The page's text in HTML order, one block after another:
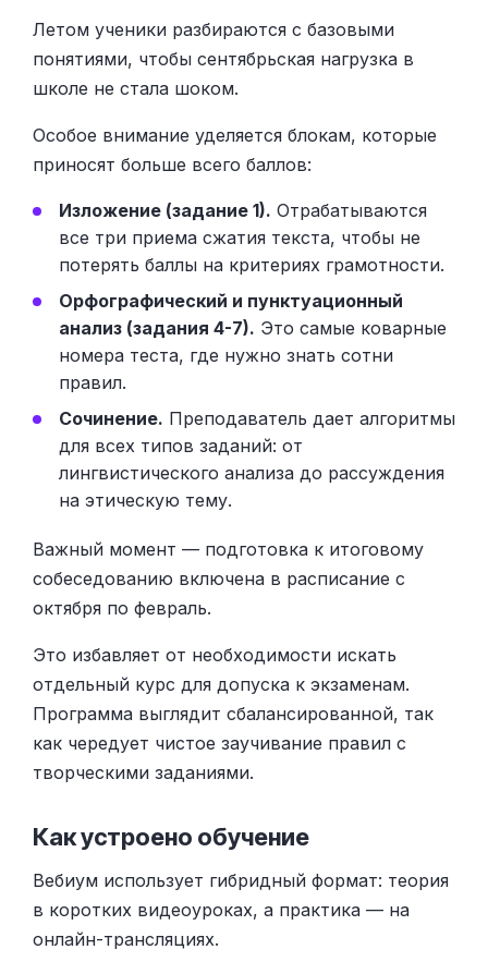
Летом ученики разбираются с базовыми
понятиями, чтобы сентябрьская нагрузка в
школе не стала шоком.
Особое внимание уделяется блокам, которые
приносят больше всего баллов:
Изложение (задание 1). Отрабатываются
все три приема сжатия текста, чтобы не
потерять баллы на критериях грамотности.
Орфографический и пунктуационный
анализ (задания 4-7). Это самые коварные
номера теста, где нужно знать сотни
правил.
Сочинение. Преподаватель дает алгоритмы
для всех типов заданий: от
лингвистического анализа до рассуждения
на этическую тему.
Важный момент — подготовка к итоговому
собеседованию включена в расписание с
октября по февраль.
Это избавляет от необходимости искать
отдельный курс для допуска к экзаменам.
Программа выглядит сбалансированной, так
как чередует чистое заучивание правил с
творческими заданиями.
Как устроено обучение
Вебиум использует гибридный формат: теория
в коротких видеоуроках, а практика — на
онлайн-трансляциях.